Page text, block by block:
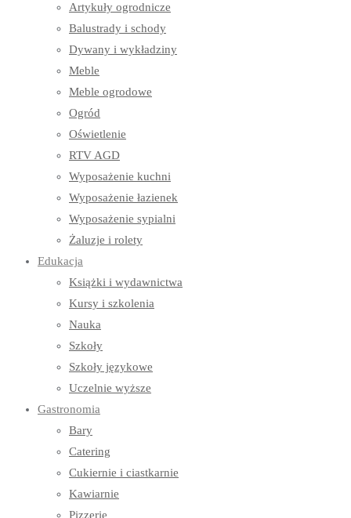
Artykuły ogrodnicze
Balustrady i schody
Dywany i wykładziny
Meble
Meble ogrodowe
Ogród
Oświetlenie
RTV AGD
Wyposażenie kuchni
Wyposażenie łazienek
Wyposażenie sypialni
Żaluzje i rolety
Edukacja
Książki i wydawnictwa
Kursy i szkolenia
Nauka
Szkoły
Szkoły językowe
Uczelnie wyższe
Gastronomia
Bary
Catering
Cukiernie i ciastkarnie
Kawiarnie
Pizzerie